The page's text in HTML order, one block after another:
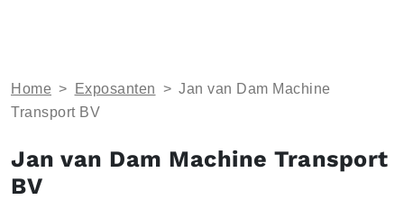
Home > Exposanten > Jan van Dam Machine
Transport BV
Jan van Dam Machine Transport
BV